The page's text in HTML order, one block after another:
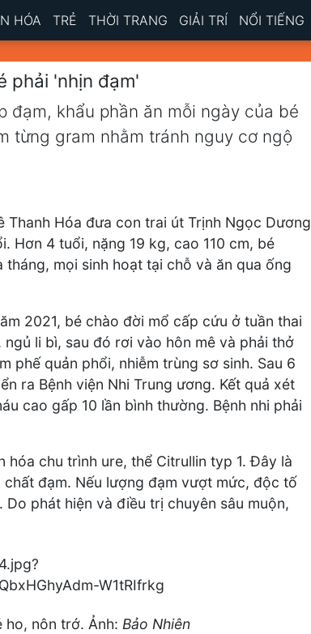
HÓA TRẺ THỜI TRANG GIẢI TRÍ NỔI TIẾNG
phải 'nhịn đạm'
đạm, khẩu phần ăn mỗi ngày của bé
từng gram nhằm tránh nguy cơ ngộ
Thanh Hóa đưa con trai út Trịnh Ngọc Dương
Hơn 4 tuổi, nặng 19 kg, cao 110 cm, bé
mọi sinh hoạt tại chỗ và ăn qua ống
2021, bé chào đời mổ cấp cứu ở tuần thai
li bì, sau đó rơi vào hôn mê và phải thở
phế quản phổi, nhiễm trùng sơ sinh. Sau 6
ra Bệnh viện Nhi Trung ương. Kết quả xét
cao gấp 10 lần bình thường. Bệnh nhi phải
chu trình ure, thể Citrullin typ 1. Đây là
đạm. Nếu lượng đạm vượt mức, độc tố
phát hiện và điều trị chuyên sâu muộn,
ho, nôn trớ. Ảnh: Bảo Nhiên